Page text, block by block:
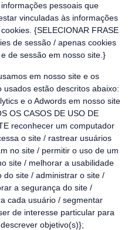
pessoais que
vinculadas às informações
{SELECIONAR FRASE
de sessão / apenas cookies
de sessão em nosso site.}
em nosso site e os
estão descritos abaixo:
e o Adwords em nosso site
OS CASOS DE USO DE
reconhecer um computador
o site / rastrear usuários
no site / permitir o uso de um
site / melhorar a usabilidade
do site / administrar o site /
a segurança do site /
cada usuário / segmentar
de interesse particular para
objetivo(s)};